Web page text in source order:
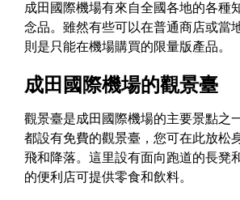
成田國際機場有來自全國各地的各種
念品。雖然有些可以在普通商店或當
則是只能在機場購買的限量版產品。
成田國際機場的觀景臺
觀景臺是成田國際機場的主要景點之
都設有免費的觀景臺，您可在此放松
飛和降落。這里設有面向跑道的長凳
的便利店可提供零食和飲料。